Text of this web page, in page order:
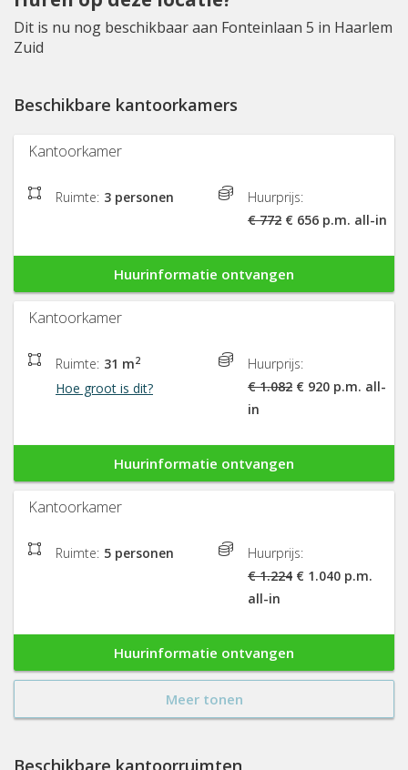
Dit is nu nog beschikbaar aan Fonteinlaan 5 in Haarlem
Zuid
Beschikbare kantoorkamers
Kantoorkamer
Ruimte: 3 personen
Huurprijs:
€ 772 € 656 p.m. all-in
Huurinformatie ontvangen
Kantoorkamer
Ruimte: 31 m2
Hoe groot is dit?
Huurprijs:
€ 1.082 € 920 p.m. all-
in
Huurinformatie ontvangen
Kantoorkamer
Ruimte: 5 personen
Huurprijs:
€ 1.224 € 1.040 p.m.
all-in
Huurinformatie ontvangen
Meer tonen